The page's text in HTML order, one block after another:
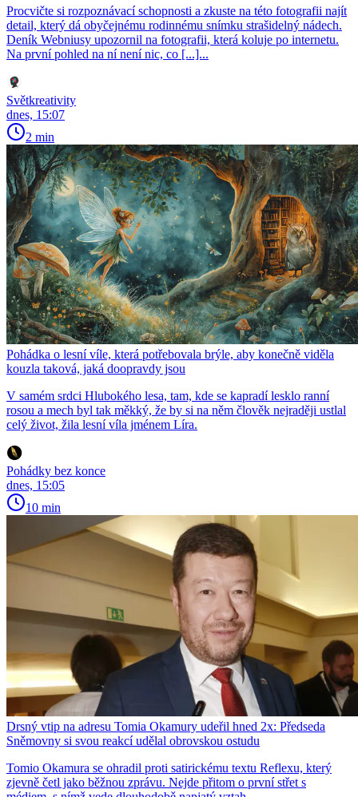
Procvičte si rozpoznávací schopnosti a zkuste na této fotografii najít
detail, který dá obyčejnému rodinnému snímku strašidelný nádech.
Deník Webniusy upozornil na fotografii, která koluje po internetu.
Na první pohled na ní není nic, co [...]...
Světkreativity
dnes, 15:07
2 min
Pohádka o lesní víle, která potřebovala brýle, aby konečně viděla
kouzla taková, jaká doopravdy jsou
V samém srdci Hlubokého lesa, tam, kde se kapradí lesklo ranní
rosou a mech byl tak měkký, že by si na něm člověk nejraději ustlal
celý život, žila lesní víla jménem Líra.
Pohádky bez konce
dnes, 15:05
10 min
Drsný vtip na adresu Tomia Okamury udeřil hned 2x: Předseda
Sněmovny si svou reakcí udělal obrovskou ostudu
Tomio Okamura se ohradil proti satirickému textu Reflexu, který
zjevně četl jako běžnou zprávu. Nejde přitom o první střet s